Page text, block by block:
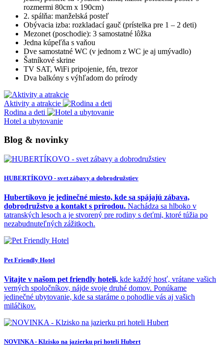
rozmermi 80cm x 190cm)
2. spálňa: manželská posteľ
Obývacia izba: rozkladací gauč (prístelka pre 1 – 2 deti)
Mezonet (poschodie): 3 samostatné lôžka
Jedna kúpeľňa s vaňou
Dve samostatné WC (v jednom z WC je aj umývadlo)
Šatníkové skrine
TV SAT, WiFi pripojenie, fén, trezor
Dva balkóny s výhľadom do prírody
Aktivity a atrakcie
Rodina a deti
Hotel a ubytovanie
Blog & novinky
HUBERTÍKOVO - svet zábavy a dobrodružstiev
Hubertíkovo je jedinečné miesto, kde sa spájajú zábava,
dobrodružstvo a kontakt s prírodou. Nachádza sa hlboko v
tatranských lesoch a je stvorený pre rodiny s deťmi, ktoré túžia po
nezabudnuteľných zážitkoch.
Pet Friendly Hotel
Vitajte v našom pet friendly hoteli, kde každý hosť, vrátane vašich
verných spoločníkov, nájde svoje druhé domov. Ponúkame
jedinečné ubytovanie, kde sa staráme o pohodlie vás aj vašich
miláčikov.
NOVINKA - Klzisko na jazierku pri hoteli Hubert